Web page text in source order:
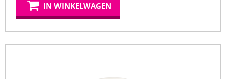
IN WINKELWAGEN